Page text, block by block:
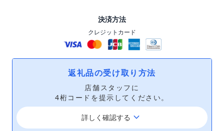
決済方法
クレジットカード
返礼品の受け取り方法
店舗スタッフに
4桁コードを提示してください。
詳しく確認する keyboard_arrow_down